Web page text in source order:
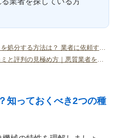
知っておくべき2つの種